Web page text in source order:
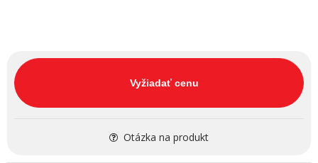
Vyžiadať cenu
Otázka na produkt